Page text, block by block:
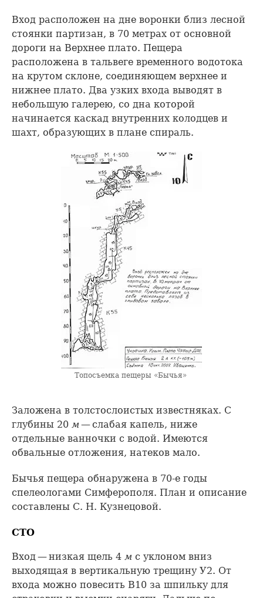
Вход расположен на дне воронки близ лесной
стоянки партизан, в 70 метрах от основной
дороги на Верхнее плато. Пещера
расположена в тальвеге временного водотока
на крутом склоне, соединяющем верхнее и
нижнее плато. Два узких входа выводят в
небольшую галерею, со дна которой
начинается каскад внутренних колодцев и
шахт, образующих в плане спираль.
Топосъемка пещеры «Бычья»
Заложена в толстослоистых известняках. С
глубины 20 м — слабая капель, ниже
отдельные ванночки с водой. Имеются
обвальные отложения, натеков мало.
Бычья пещера обнаружена в 70-е годы
спелеологами Симферополя. План и описание
составлены С. Н. Кузнецовой.
СТО
Вход — низкая щель 4 м с уклоном вниз
выходящая в вертикальную трещину У2. От
входа можно повесить В10 за шпильку для